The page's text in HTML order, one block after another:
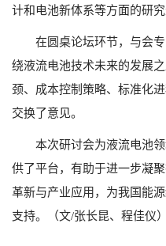
计和电池新体系等方面的研究
在圆桌论坛环节，与会
绕液流电池技术未来的发展
颈、成本控制策略、标准化
交换了意见。
本次研讨会为液流电池
供了平台，有助于进一步凝
革新与产业应用，为我国能
支持。（文/张长昆、程佳仪）